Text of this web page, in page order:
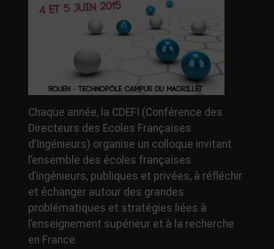
Chaque année, la CDEFI (Conférence des
Directeurs des Ecoles Françaises
d’Ingénieurs) organise un colloque invitant
l’ensemble des écoles françaises
d’ingénieurs, publiques et privées, à réfléchir
et échanger autour des grandes
problématiques et stratégies liées à
l’enseignement supérieur et à la recherche
en France.